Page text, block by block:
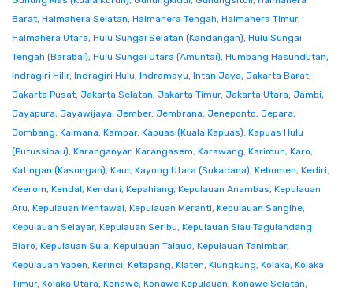
Barat, Halmahera Selatan, Halmahera Tengah, Halmahera Timur,
Halmahera Utara, Hulu Sungai Selatan (Kandangan), Hulu Sungai
Tengah (Barabai), Hulu Sungai Utara (Amuntai), Humbang Hasundutan,
Indragiri Hilir, Indragiri Hulu, Indramayu, Intan Jaya, Jakarta Barat,
Jakarta Pusat, Jakarta Selatan, Jakarta Timur, Jakarta Utara, Jambi,
Jayapura, Jayawijaya, Jember, Jembrana, Jeneponto, Jepara,
Jombang, Kaimana, Kampar, Kapuas (Kuala Kapuas), Kapuas Hulu
(Putussibau), Karanganyar, Karangasem, Karawang, Karimun, Karo,
Katingan (Kasongan), Kaur, Kayong Utara (Sukadana), Kebumen, Kediri,
Keerom, Kendal, Kendari, Kepahiang, Kepulauan Anambas, Kepulauan
Aru, Kepulauan Mentawai, Kepulauan Meranti, Kepulauan Sangihe,
Kepulauan Selayar, Kepulauan Seribu, Kepulauan Siau Tagulandang
Biaro, Kepulauan Sula, Kepulauan Talaud, Kepulauan Tanimbar,
Kepulauan Yapen, Kerinci, Ketapang, Klaten, Klungkung, Kolaka, Kolaka
Timur, Kolaka Utara, Konawe, Konawe Kepulauan, Konawe Selatan,